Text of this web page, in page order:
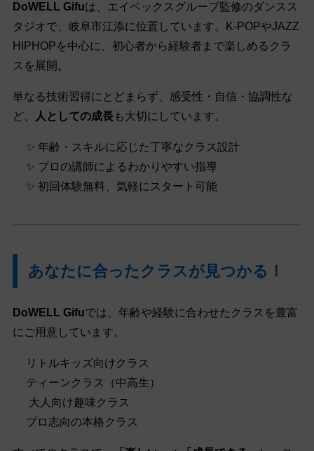
DoWELL Gifuは、エイベックスグループ監修のダンスス
タジオで、岐阜市江添に位置しています。K-POPやJAZZ
HIPHOPを中心に、初心者から経験者まで楽しめるクラ
スを展開。
単なる技術習得にとどまらず、感受性・自信・協調性な
ど、
人としての成長も大切にしています。
✨ 年齢・スキルに応じた丁寧なクラス設計
✨ プロの講師によるわかりやすい指導
✨ 初回体験無料、気軽にスタート可能
あなたに合ったクラスが見つかる！
DoWELL Gifuでは、年齢や経験に合わせたクラスを豊富
にご用意しています。
リトルキッズ向けクラス
ティーンクラス（中高生）
‍ 大人向け趣味クラス
プロ志向の本格クラス